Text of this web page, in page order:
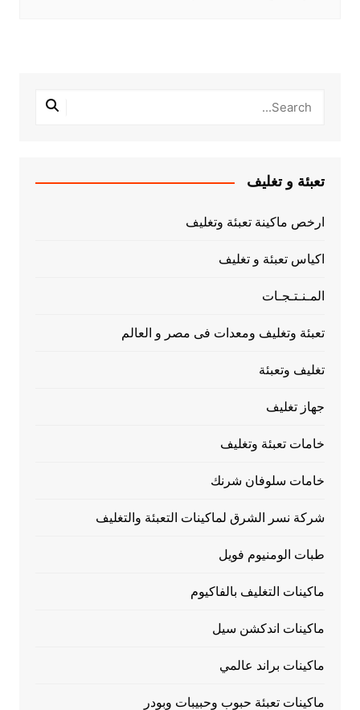
تعبئة و تغليف
ارخص ماكينة تعبئة وتغليف
اكياس تعبئة و تغليف
المـنـتـجـات
تعبئة وتغليف ومعدات فى مصر و العالم
تغليف وتعبئة
جهاز تغليف
خامات تعبئة وتغليف
خامات سلوفان شرنك
شركة نسر الشرق لماكينات التعبئة والتغليف
طبات الومنيوم فويل
ماكينات التغليف بالفاكيوم
ماكينات اندكشن سيل
ماكينات براند عالمي
ماكينات تعبئة حبوب وحبيبات وبودر